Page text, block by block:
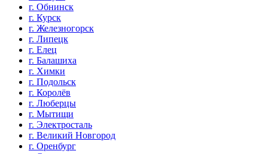
г. Обнинск
г. Курск
г. Железногорск
г. Липецк
г. Елец
г. Балашиха
г. Химки
г. Подольск
г. Королёв
г. Люберцы
г. Мытищи
г. Электросталь
г. Великий Новгород
г. Оренбург